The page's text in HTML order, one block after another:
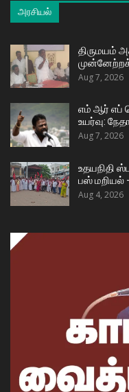
அரசியல்
திருமயம்
Aug 7, 2026
எம் ஆர் எப்
உயர்வு:
Aug 7, 2026
உதயநிதி
பஸ் மறியல்
Aug 4, 2026